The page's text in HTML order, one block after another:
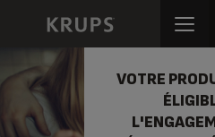
KRUPS S'ENGAGE
VOTRE